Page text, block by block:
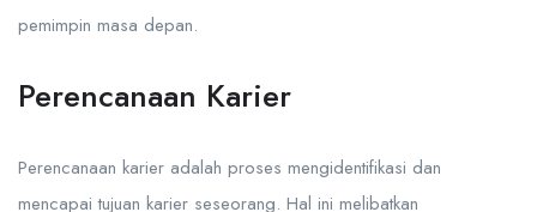
pemimpin masa depan.
Perencanaan Karier
Perencanaan karier adalah proses mengidentifikasi dan
mencapai tujuan karier seseorang. Hal ini melibatkan